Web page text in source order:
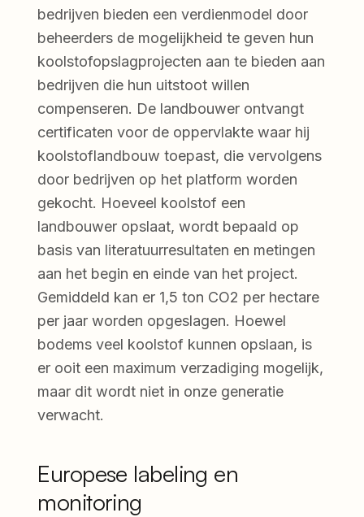
bedrijven bieden een verdienmodel door
beheerders de mogelijkheid te geven hun
koolstofopslagprojecten aan te bieden aan
bedrijven die hun uitstoot willen
compenseren. De landbouwer ontvangt
certificaten voor de oppervlakte waar hij
koolstoflandbouw toepast, die vervolgens
door bedrijven op het platform worden
gekocht. Hoeveel koolstof een
landbouwer opslaat, wordt bepaald op
basis van literatuurresultaten en metingen
aan het begin en einde van het project.
Gemiddeld kan er 1,5 ton CO2 per hectare
per jaar worden opgeslagen. Hoewel
bodems veel koolstof kunnen opslaan, is
er ooit een maximum verzadiging mogelijk,
maar dit wordt niet in onze generatie
verwacht.
Europese labeling en
monitoring